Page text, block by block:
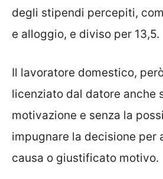
degli stipendi percepiti,
e alloggio, e diviso per 13,5.
Il lavoratore domestico,
licenziato dal datore anche
motivazione e senza la
impugnare la decisione per
causa o giustificato motivo.